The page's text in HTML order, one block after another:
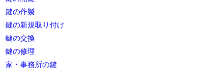
鍵の作製
鍵の新規取り付け
鍵の交換
鍵の修理
家・事務所の鍵